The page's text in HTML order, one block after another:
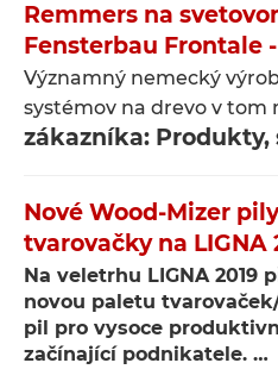
Remmers na
Fensterbau Frontale
Významný nemecký
systémov na drevo v tom
zákazníka: Produkty,
Nové Wood-Mizer
tvarovačky na LIGNA
Na veletrhu LIGNA 2019
novou paletu
pil pro vysoce
začínající podnikatele. …